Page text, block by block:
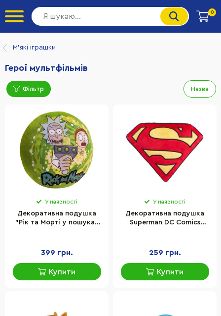
0
М'які іграшки
Герої мультфільмів
Фільтр Назва
У наявності
Декоративна подушка
"Рік та Морті у пошуках
см
399 грн.
Купити
У наявності
Декоративна подушка
Superman DC Comics
см
259 грн.
Купити